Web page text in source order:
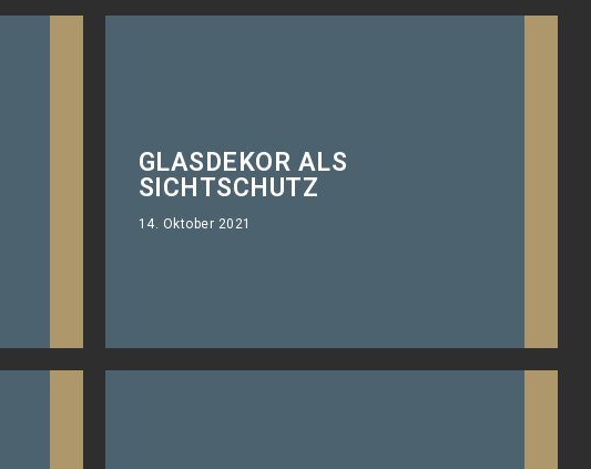
GLASDEKOR ALS
SICHTSCHUTZ
14. Oktober 2021
Sichtschutzfolie mit eigenem Design